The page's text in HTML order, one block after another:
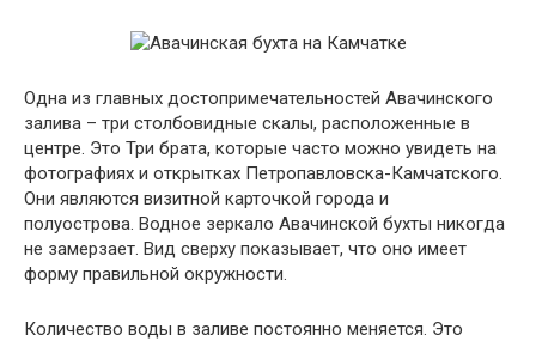
Одна из главных достопримечательностей Авачинского
залива – три столбовидные скалы, расположенные в
центре. Это Три брата, которые часто можно увидеть на
фотографиях и открытках Петропавловска-Камчатского.
Они являются визитной карточкой города и
полуострова. Водное зеркало Авачинской бухты никогда
не замерзает. Вид сверху показывает, что оно имеет
форму правильной окружности.
Количество воды в заливе постоянно меняется. Это